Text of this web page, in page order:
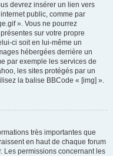
devrez insérer un lien vers
public, comme par
». Vous ne pourrez
sur votre propre
ci soit en lui-même un
hébergées derrière un
par exemple les services de
les sites protégés par un
la balise BBCode « [img] ».
très importantes que
en haut de chaque forum
Les permissions concernant les